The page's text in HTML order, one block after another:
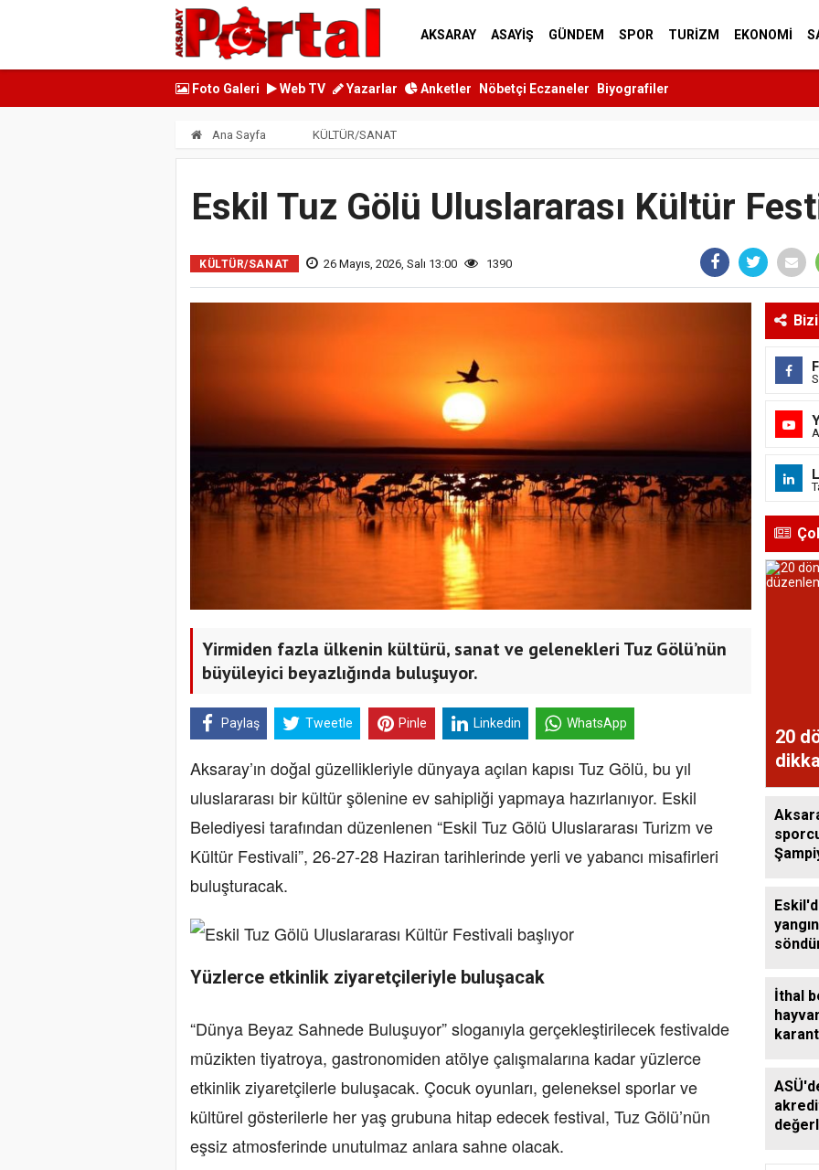
AKSARAY ASAYİŞ GÜNDEM SPOR TURİZM EKONOMİ
Foto Galeri Web TV Yazarlar Anketler Nöbetçi Eczaneler Biyografiler
Ana Sayfa KÜLTÜR/SANAT
Eskil Tuz Gölü Uluslararası Kültür
KÜLTÜR/SANAT 26 Mayıs, 2026, Salı 13:00 1390
Yirmiden fazla ülkenin kültürü, sanat ve gelenekleri Tuz Gölü’nün
büyüleyici beyazlığında buluşuyor.
Paylaş Tweetle Pinle Linkedin WhatsApp
Aksaray’ın doğal güzellikleriyle dünyaya açılan kapısı Tuz Gölü, bu yıl
uluslararası bir kültür şölenine ev sahipliği yapmaya hazırlanıyor. Eskil
Belediyesi tarafından düzenlenen “Eskil Tuz Gölü Uluslararası Turizm ve
Kültür Festivali”, 26-27-28 Haziran tarihlerinde yerli ve yabancı misafirleri
buluşturacak.
Yüzlerce etkinlik ziyaretçileriyle buluşacak
“Dünya Beyaz Sahnede Buluşuyor” sloganıyla gerçekleştirilecek festivalde
müzikten tiyatroya, gastronomiden atölye çalışmalarına kadar yüzlerce
etkinlik ziyaretçilerle buluşacak. Çocuk oyunları, geleneksel sporlar ve
kültürel gösterilerle her yaş grubuna hitap edecek festival, Tuz Gölü’nün
eşsiz atmosferinde unutulmaz anlara sahne olacak.
20
İthal